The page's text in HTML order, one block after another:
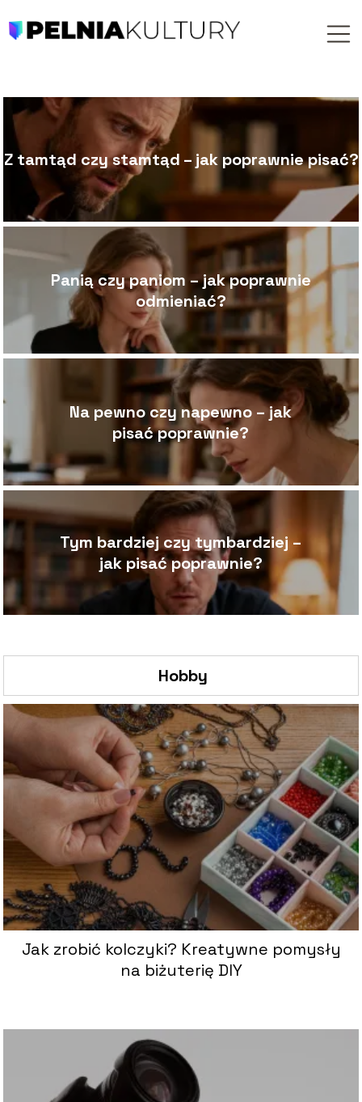
Z tamtąd czy stamtąd – jak poprawnie pisać?
Panią czy paniom – jak poprawnie
odmieniać?
Na pewno czy napewno – jak
pisać poprawnie?
Tym bardziej czy tymbardziej –
jak pisać poprawnie?
Hobby
Jak zrobić kolczyki? Kreatywne pomysły
na biżuterię DIY